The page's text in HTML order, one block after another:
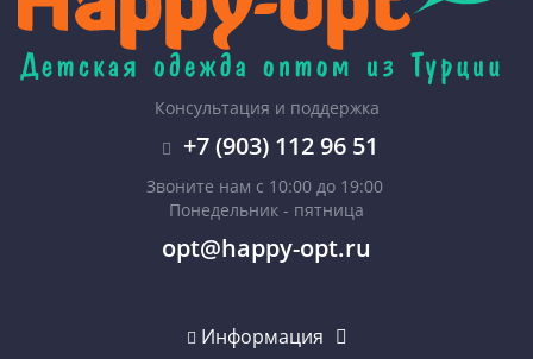
Консультация и поддержка
+7 (903) 112 96 51
Звоните нам с 10:00 до 19:00
Понедельник - пятница
opt@happy-opt.ru
Информация